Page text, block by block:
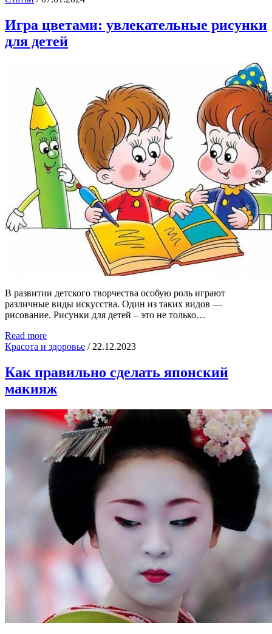
Игра цветами: увлекательные рисунки
для детей
В развитии детского творчества особую роль играют
различные виды искусства. Один из таких видов —
рисование. Рисунки для детей – это не только…
Read more
Красота и здоровье / 22.12.2023
Как правильно сделать японский
макияж